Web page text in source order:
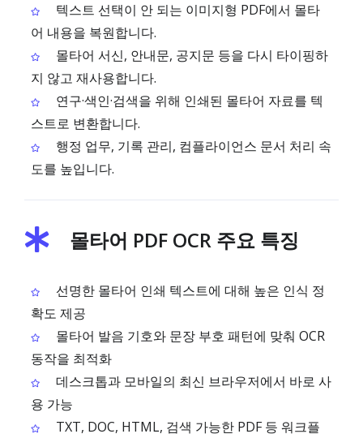
텍스트 선택이 안 되는 이미지형 PDF에서 몰타
어 내용을 복원합니다.
몰타어 서신, 안내문, 공지문 등을 다시 타이핑하
지 않고 재사용합니다.
연구·색인·검색을 위해 인쇄된 몰타어 자료를 텍
스트로 변환합니다.
행정 업무, 기록 관리, 컴플라이언스 문서 처리 속
도를 높입니다.
몰타어 PDF OCR 주요 특징
선명한 몰타어 인쇄 텍스트에 대해 높은 인식 정
확도 제공
몰타어 발음 기호와 문장 부호 패턴에 맞춰 OCR
동작을 최적화
데스크톱과 모바일의 최신 브라우저에서 바로 사
용 가능
TXT, DOC, HTML, 검색 가능한 PDF 등 워크플